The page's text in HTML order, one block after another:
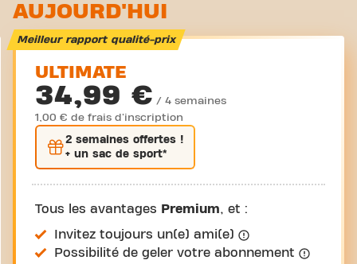
AUJOURD'HUI
Meilleur rapport qualité-prix
ULTIMATE
34,99 € / 4 semaines
1,00 € de frais d'inscription
2 semaines offertes !
+ un sac de sport*
Tous les avantages Premium, et :
Invitez toujours un(e) ami(e)
Possibilité de geler votre abonnement